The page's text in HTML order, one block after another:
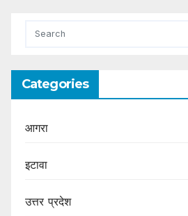
Categories
आगरा
इटावा
उत्तर प्रदेश